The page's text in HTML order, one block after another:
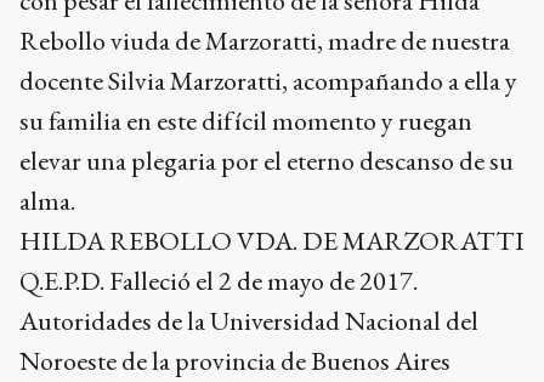
Rebollo viuda de Marzoratti, madre de nuestra
docente Silvia Marzoratti, acompañando a ella y
su familia en este difícil momento y ruegan
elevar una plegaria por el eterno descanso de su
alma.
HILDA REBOLLO VDA. DE MARZORATTI
Q.E.P.D. Falleció el 2 de mayo de 2017.
Autoridades de la Universidad Nacional del
Noroeste de la provincia de Buenos Aires